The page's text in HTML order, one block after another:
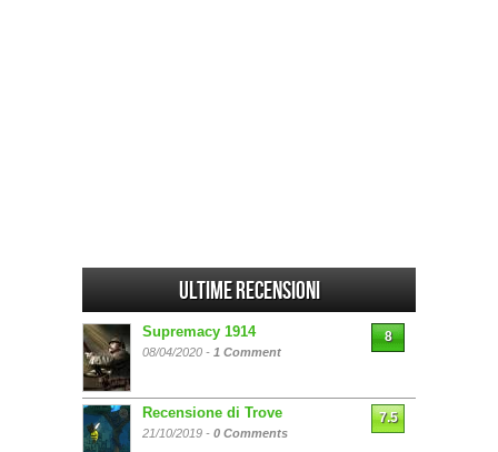
Ultime Recensioni
Supremacy 1914
08/04/2020 - 1 Comment
8
Recensione di Trove
21/10/2019 - 0 Comments
7.5